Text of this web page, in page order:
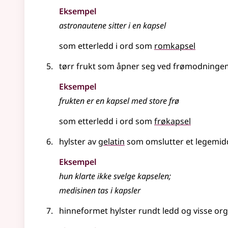
Eksempel
astronautene sitter i en kapsel
som etterledd i ord som romkapsel
tørr frukt som åpner seg ved
Eksempel
frukten er en kapsel med store frø
som etterledd i ord som frøkapsel
hylster av gelatin som omslutter et
Eksempel
hun klarte ikke svelge kapselen;
medisinen tas i kapsler
hinneformet hylster rundt ledd og visse